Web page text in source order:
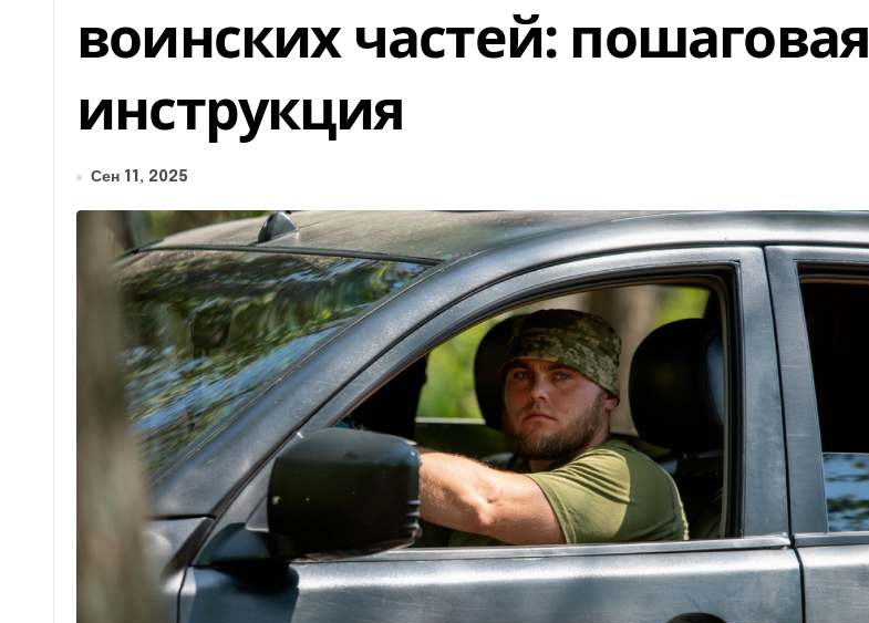
воинских частей: пошаговая
инструкция
Сен 11, 2025